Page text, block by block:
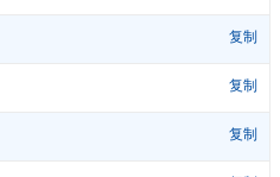
复制
复制
复制